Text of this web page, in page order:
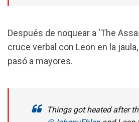
Después de noquear a ‘The
cruce verbal con Leon en la
pasó a mayores.
Things got heated after